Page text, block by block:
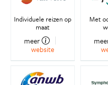
Individuele reizen op
maat
meer
website
Met